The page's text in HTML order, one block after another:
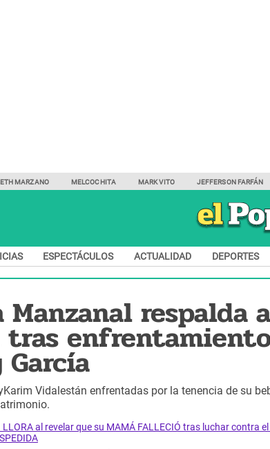
MARZANO MELCOCHITA MARK VITO JEFFERSON FARFÁN
ESPECTÁCULOS ACTUALIDAD DEPORTES
Manzanal respalda
tras
Vidalestán enfrentadas por la tenencia de su
al revelar que su MAMÁ FALLECIÓ tras luchar contra